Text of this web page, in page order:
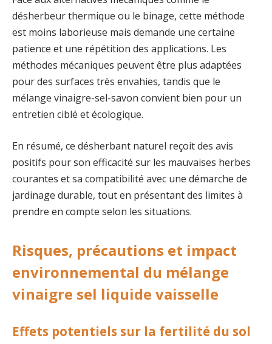
désherbeur thermique ou le binage, cette méthode
est moins laborieuse mais demande une certaine
patience et une répétition des applications. Les
méthodes mécaniques peuvent être plus adaptées
pour des surfaces très envahies, tandis que le
mélange vinaigre-sel-savon convient bien pour un
entretien ciblé et écologique.
En résumé, ce désherbant naturel reçoit des avis
positifs pour son efficacité sur les mauvaises herbes
courantes et sa compatibilité avec une démarche de
jardinage durable, tout en présentant des limites à
prendre en compte selon les situations.
Risques, précautions et impact
environnemental du mélange
vinaigre sel liquide vaisselle
Effets potentiels sur la fertilité du sol